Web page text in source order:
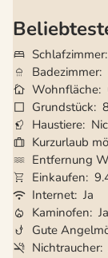
Schlafzimmer
Badezimmer
Wohnfläche
Grundstück
Haustiere
Kurzurlaub
Entfernung
Einkaufen
Internet Ja
Kaminofen Ja
Gute
Nichtraucher